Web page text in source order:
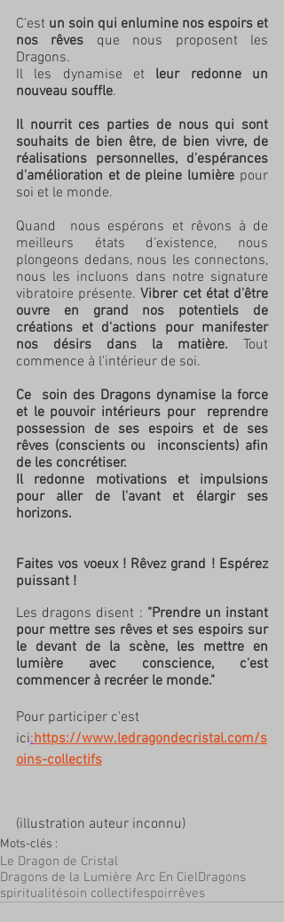
C'est un soin qui enlumine nos espoirs et
nos rêves que nous proposent les
Dragons.
Il les dynamise et leur redonne un
nouveau souffle.
Il nourrit ces parties de nous qui sont
souhaits de bien être, de bien vivre, de
réalisations personnelles, d'espérances
d'amélioration et de pleine lumière pour
soi et le monde.
Quand  nous espérons et rêvons à de
meilleurs états d’existence, nous
plongeons dedans, nous les connectons,
nous les incluons dans notre signature
vibratoire présente. Vibrer cet état d'être
ouvre en grand nos potentiels de
créations et d'actions pour manifester
nos désirs dans la matière. Tout
commence à l'intérieur de soi.
Ce  soin des Dragons dynamise la force
et le pouvoir intérieurs pour  reprendre
possession de ses espoirs et de ses
rêves (conscients ou  inconscients) afin
de les concrétiser.
Il redonne motivations et impulsions
pour aller de l'avant et élargir ses
horizons.
Faites vos voeux ! Rêvez grand ! Espérez
puissant !
Les dragons disent : "Prendre un instant
pour mettre ses rêves et ses espoirs sur
le devant de la scène, les mettre en
lumière avec conscience, c'est
commencer à recréer le monde."
Pour participer c'est
ici:https://www.ledragondecristal.com/s
oins-collectifs
(illustration auteur inconnu)
Mots-clés :
Le Dragon de Cristal
Dragons de la Lumière Arc En CielDragons
spiritualitésoin collectifespoirrêves